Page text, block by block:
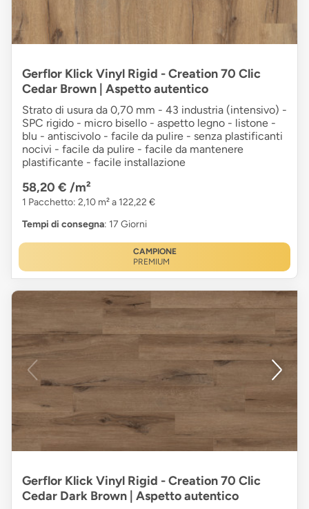
Gerflor Klick Vinyl Rigid - Creation 70 Clic
Cedar Brown | Aspetto autentico
Strato di usura da 0,70 mm - 43 industria (intensivo) -
SPC rigido - micro bisello - aspetto legno - listone -
blu - antiscivolo - facile da pulire - senza plastificanti
nocivi - facile da pulire - facile da mantenere
plastificante - facile installazione
58,20 € /m²
1 Pacchetto: 2,10 m² a 122,22 €
Tempi di consegna: 17 Giorni
CAMPIONE
PREMIUM
Gerflor Klick Vinyl Rigid - Creation 70 Clic
Cedar Dark Brown | Aspetto autentico